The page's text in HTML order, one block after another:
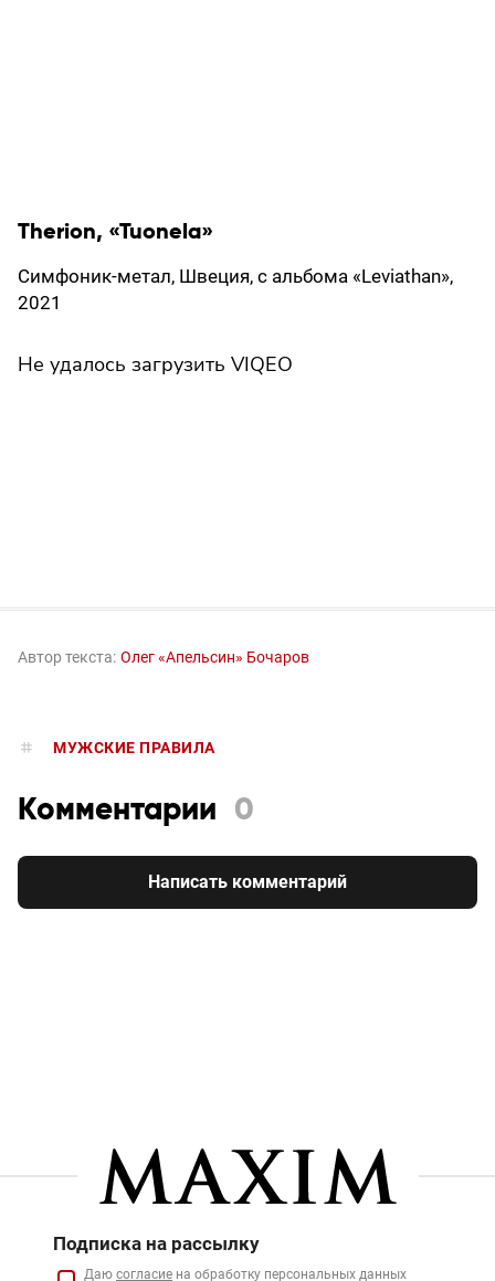
Therion, «Tuonela»
Симфоник-метал, Швеция, с альбома «Leviathan»,
2021
Не удалось загрузить VIQEO
Автор текста: Олег «Апельсин» Бочаров
МУЖСКИЕ ПРАВИЛА
Комментарии 0
Написать комментарий
Подписка на рассылку
Даю согласие на обработку персональных данных